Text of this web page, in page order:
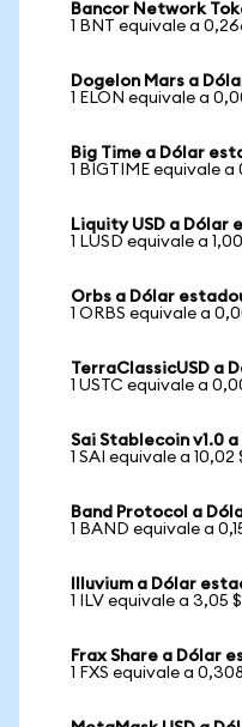
Bancor Network
1 BNT equivale a
Dogelon Mars a
1 ELON equivale a
Big Time a Dólar
1 BIGTIME equivale a
Liquity USD a Dólar
1 LUSD equivale a
Orbs a Dólar
1 ORBS equivale a
TerraClassicUSD a
1 USTC equivale a
Sai Stablecoin v1.0
1 SAI equivale a 10,02
Band Protocol a
1 BAND equivale a
Illuvium a Dólar
1 ILV equivale a 3,05 $
Frax Share a Dólar
1 FXS equivale a